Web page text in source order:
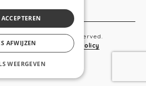
© 2019 Anso. All rights reserved.
-Privacy Policy Cookie Policy
by
AFWIJZEN
WEERGEVEN